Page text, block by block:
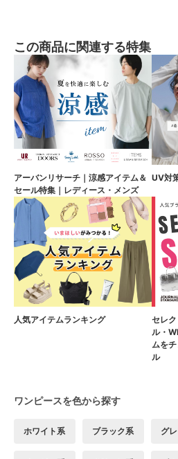
この商品に関連する特集
アーバンリサーチ｜涼感アイテム＆
セール特集｜レディース・メンズ
UV対
人気アイテムランキング
セレ
ル・
ムを
ル
ワンピースを色から探す
ホワイト系 ブラック系 グ